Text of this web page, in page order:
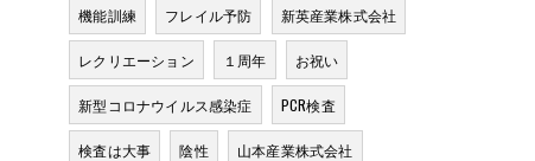
機能訓練 フレイル予防 新英産業株式会社
レクリエーション １周年 お祝い
新型コロナウイルス感染症 PCR検査
検査は大事 陰性 山本産業株式会社